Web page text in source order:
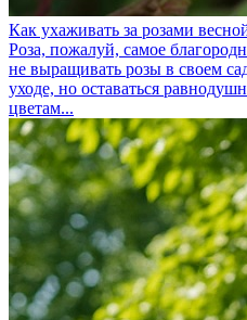
Как ухаживать за розами
Роза, пожалуй, самое
не выращивать розы в своем
уходе, но оставаться
цветам...